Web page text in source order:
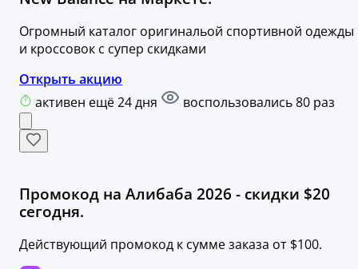
Огромный каталог оригинальой спортивной одежды
и кроссовок с супер скидками
Открыть акцию
активен ещё 24 дня
воспользовались 80 раз
Промокод на Алибаба 2026 - скидки $20
сегодня.
Действующий промокод к сумме заказа от $100.